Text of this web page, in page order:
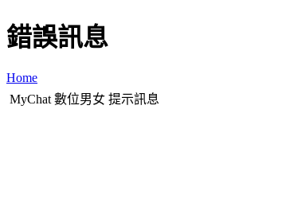
錯誤訊息
Home
MyChat 數位男女 提示訊息